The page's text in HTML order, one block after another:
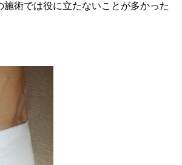
施術では役に立たないことが多かった